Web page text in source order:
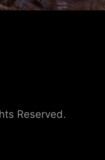
Reserved.